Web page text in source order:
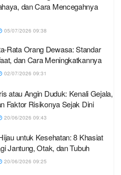
dan Cara Mencegahnya
05/07/2026 09:38
Rata Orang Dewasa: Standar
dan Cara Meningkatkannya
02/07/2026 09:31
atau Angin Duduk: Kenali Gejala,
Faktor Risikonya Sejak Dini
20/06/2026 09:43
untuk Kesehatan: 8 Khasiat
Jantung, Otak, dan Tubuh
20/06/2026 09:25